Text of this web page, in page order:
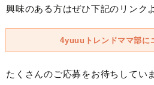
興味のある方はぜひ下記のリンク
4yuuuトレンドママ部に
たくさんのご応募をお待ちしてい